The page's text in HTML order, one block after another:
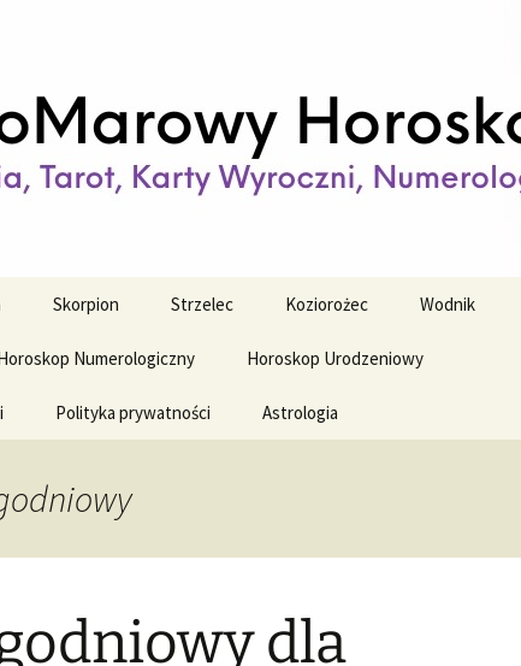
dzienny,
Skorpion Strzelec Koziorożec Wodnik
Numerologiczny Horoskop Urodzeniowy
Polityka prywatności Astrologia
dla